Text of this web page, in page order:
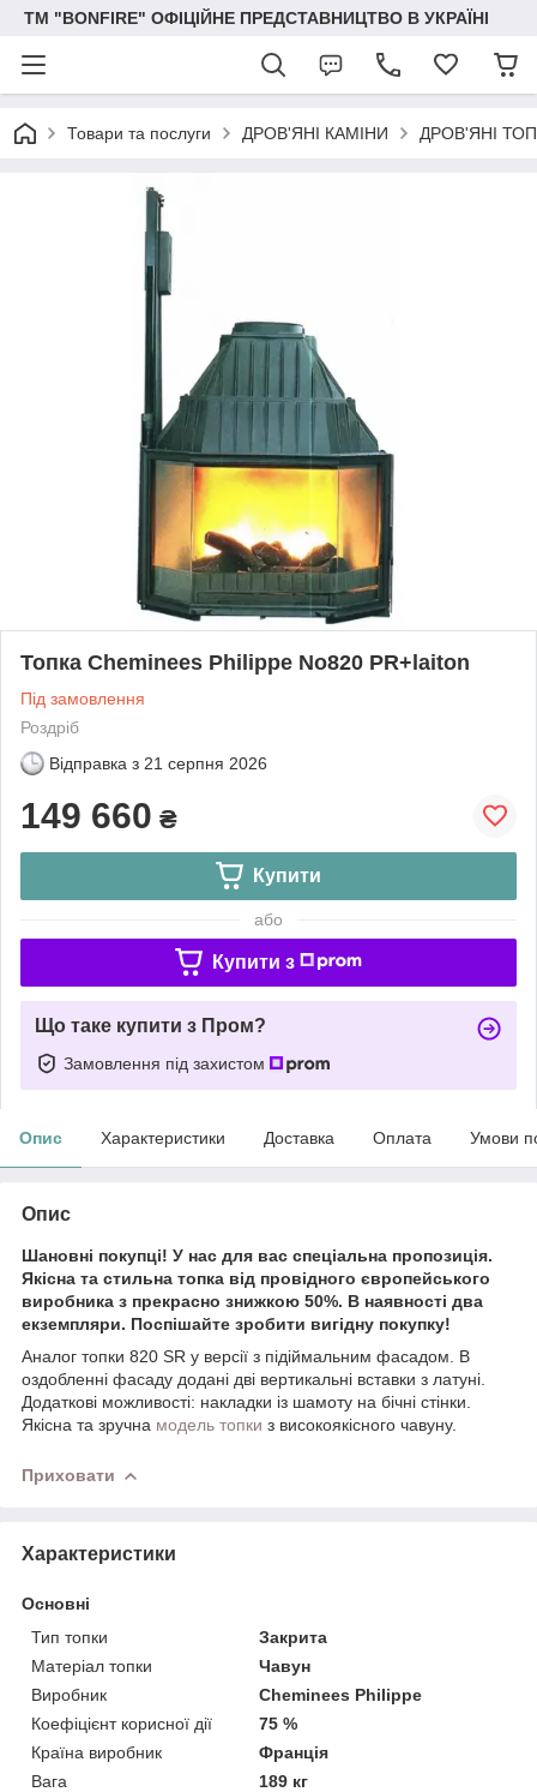
ТМ "BONFIRE" ОФІЦІЙНЕ ПРЕДСТАВНИЦТВО В УКРАЇНІ
Товари та послуги ДРОВ'ЯНІ КАМІНИ ДРОВ'ЯНІ
Топка Cheminees Philippe No820 PR+laiton
Під замовлення
Роздріб
Відправка з 21 серпня 2026
149 660 ₴
Купити
або
Купити з
Що таке купити з Пром?
Замовлення під захистом
Опис Характеристики Доставка Оплата Умови
Опис
Шановні покупці! У нас для вас спеціальна пропозиція.
Якісна та стильна топка від провідного європейського
виробника з прекрасно знижкою 50%. В наявності два
екземпляри. Поспішайте зробити вигідну покупку!
Аналог топки 820 SR у версії з підіймальним фасадом. В
оздобленні фасаду додані дві вертикальні вставки з латуні.
Додаткові можливості: накладки із шамоту на бічні стінки.
Якісна та зручна модель топки з високоякісного чавуну.
Приховати
Характеристики
Основні
Тип топки
Закрита
Матеріал топки
Чавун
Виробник
Cheminees Philippe
Коефіцієнт корисної дії
75 %
Країна виробник
Франція
Вага
189 кг